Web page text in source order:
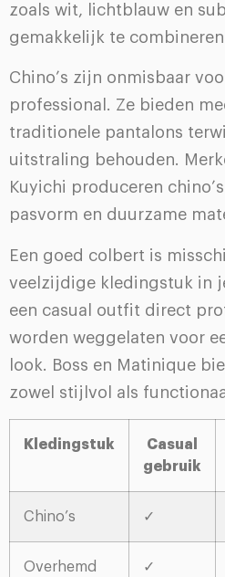
zoals wit, lichtblauw en
gemakkelijk te
Chino’s zijn onmisbaar
professional. Ze bieden
traditionele pantalons
uitstraling behouden.
Kuyichi produceren
pasvorm en duurzame
Een goed colbert is
veelzijdige kledingstuk in
een casual outfit direct
worden weggelaten voor
look. Boss en Matinique
zowel stijlvol als
Kledingstuk
Casual
gebruik
Chino’s ✓
Overhemd ✓